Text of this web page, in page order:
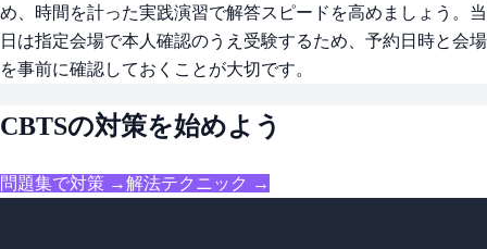
め、時間を計った実践演習で解答スピードを高めましょう。当
日は指定会場で本人確認のうえ受験するため、予約日時と会場
を事前に確認しておくことが大切です。
CBTSの対策を始めよう
問題集で対策 →解法テクニック →